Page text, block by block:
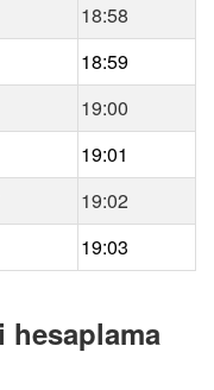
18:58
18:59
19:00
19:01
19:02
19:03
hesaplama